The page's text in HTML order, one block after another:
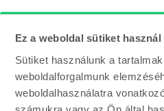
Ez a weboldal sütiket használ
Sütiket használunk a
weboldalforgalmunk
weboldalhasználatra